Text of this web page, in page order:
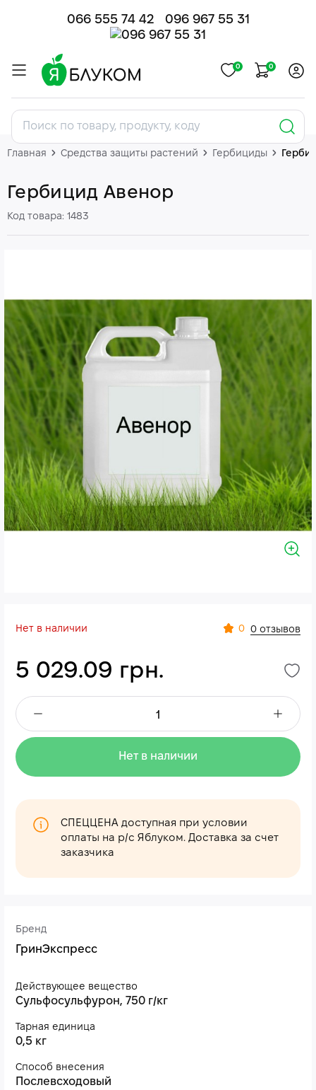
066 555 74 42 096 967 55 31
0 0
Главная Средства защиты растений Гербициды
Гербицид Авенор
Код товара: 1483
Бренд
ГринЭкспресс
Действующее вещество
Сульфосульфурон, 750 г/кг
Тарная единица
0,5 кг
Способ внесения
Послевсходовый
Нет в наличии 0 0 отзывов
5 029.09 грн.
Нет в наличии
СПЕЦЦЕНА доступная при условии
оплаты на р/с Яблуком. Доставка за счет
заказчика